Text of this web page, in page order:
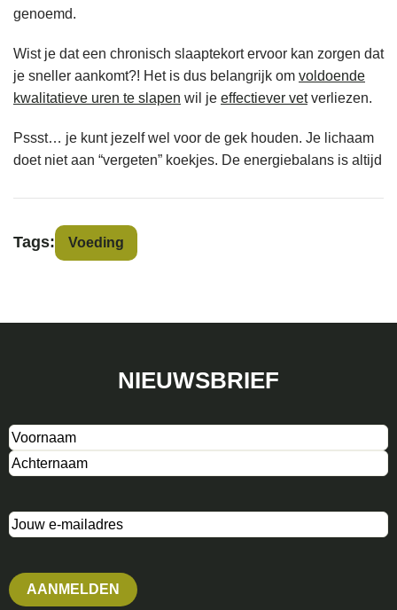
genoemd.
Wist je dat een chronisch slaaptekort ervoor kan zorgen dat
je sneller aankomt?! Het is dus belangrijk om voldoende
kwalitatieve uren te slapen wil je effectiever vetverliezen.
Pssst… je kunt jezelf wel voor de gek houden. Je lichaam
doet niet aan “vergeten” koekjes. De energiebalans is altijd
Tags: Voeding
NIEUWSBRIEF
Naam(Vereist)
E-